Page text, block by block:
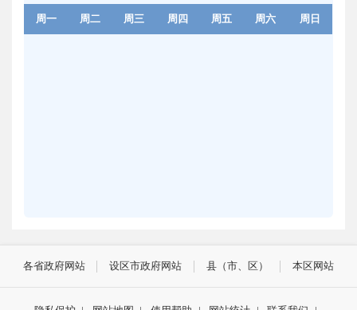
周一 周二 周三 周四 周五 周六 周日
各省政府网站 设区市政府网站 县（市、区） 本区网站